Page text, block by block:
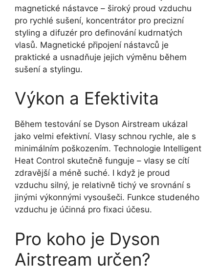
magnetické nástavce – široký proud vzduchu
pro rychlé sušení, koncentrátor pro precizní
styling a difuzér pro definování kudrnatých
vlasů. Magnetické připojení nástavců je
praktické a usnadňuje jejich výměnu během
sušení a stylingu.
Výkon a Efektivita
Během testování se Dyson Airstream ukázal
jako velmi efektivní. Vlasy schnou rychle, ale s
minimálním poškozením. Technologie Intelligent
Heat Control skutečně funguje – vlasy se cítí
zdravější a méně suché. I když je proud
vzduchu silný, je relativně tichý ve srovnání s
jinými výkonnými vysoušeči. Funkce studeného
vzduchu je účinná pro fixaci účesu.
Pro koho je Dyson
Airstream určen?